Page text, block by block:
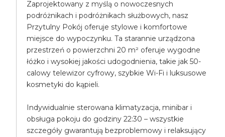
Zaprojektowany z myślą o nowoczesnych
podróżnikach i podróżnikach służbowych, nasz
Przytulny Pokój oferuje stylowe i komfortowe
miejsce do wypoczynku. Ta starannie urządzona
przestrzeń o powierzchni 20 m² oferuje wygodne
łóżko i wysokiej jakości udogodnienia, takie jak 50-
calowy telewizor cyfrowy, szybkie Wi-Fi i luksusowe
kosmetyki do kąpieli.
Indywidualnie sterowana klimatyzacja, minibar i
obsługa pokoju do godziny 22:30 – wszystkie
szczegóły gwarantują bezproblemowy i relaksujący